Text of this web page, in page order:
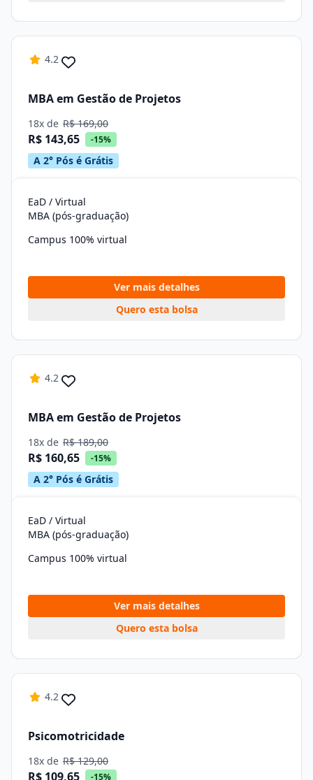
4.2
MBA em Gestão de Projetos
18x de R$ 169,00
R$ 143,65 -15%
A 2° Pós é Grátis
EaD / Virtual
MBA (pós-graduação)
Campus 100% virtual
Ver mais detalhes
Quero esta bolsa
4.2
MBA em Gestão de Projetos
18x de R$ 189,00
R$ 160,65 -15%
A 2° Pós é Grátis
EaD / Virtual
MBA (pós-graduação)
Campus 100% virtual
Ver mais detalhes
Quero esta bolsa
4.2
Psicomotricidade
18x de R$ 129,00
R$ 109,65 -15%